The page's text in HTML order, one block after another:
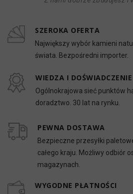
SZEROKA OFERTA
Największy wybór kamieni
świata. Bezpośredni importer.
WIEDZA I DOŚWIADCZENIE
Ogólnokrajowa sieć punktów
doradztwo. 30 lat na rynku.
PEWNA DOSTAWA
Bezpieczne przesyłki
całego kraju. Możliwy odbiór
magazynach.
WYGODNE PŁATNOŚCI